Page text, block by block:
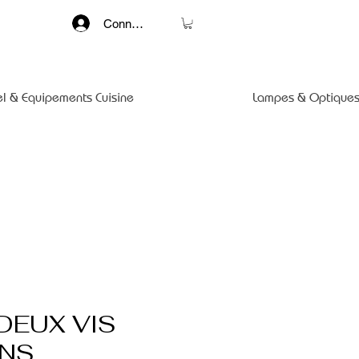
Connexion
& Equipements Cuisine Lampes &
VIS